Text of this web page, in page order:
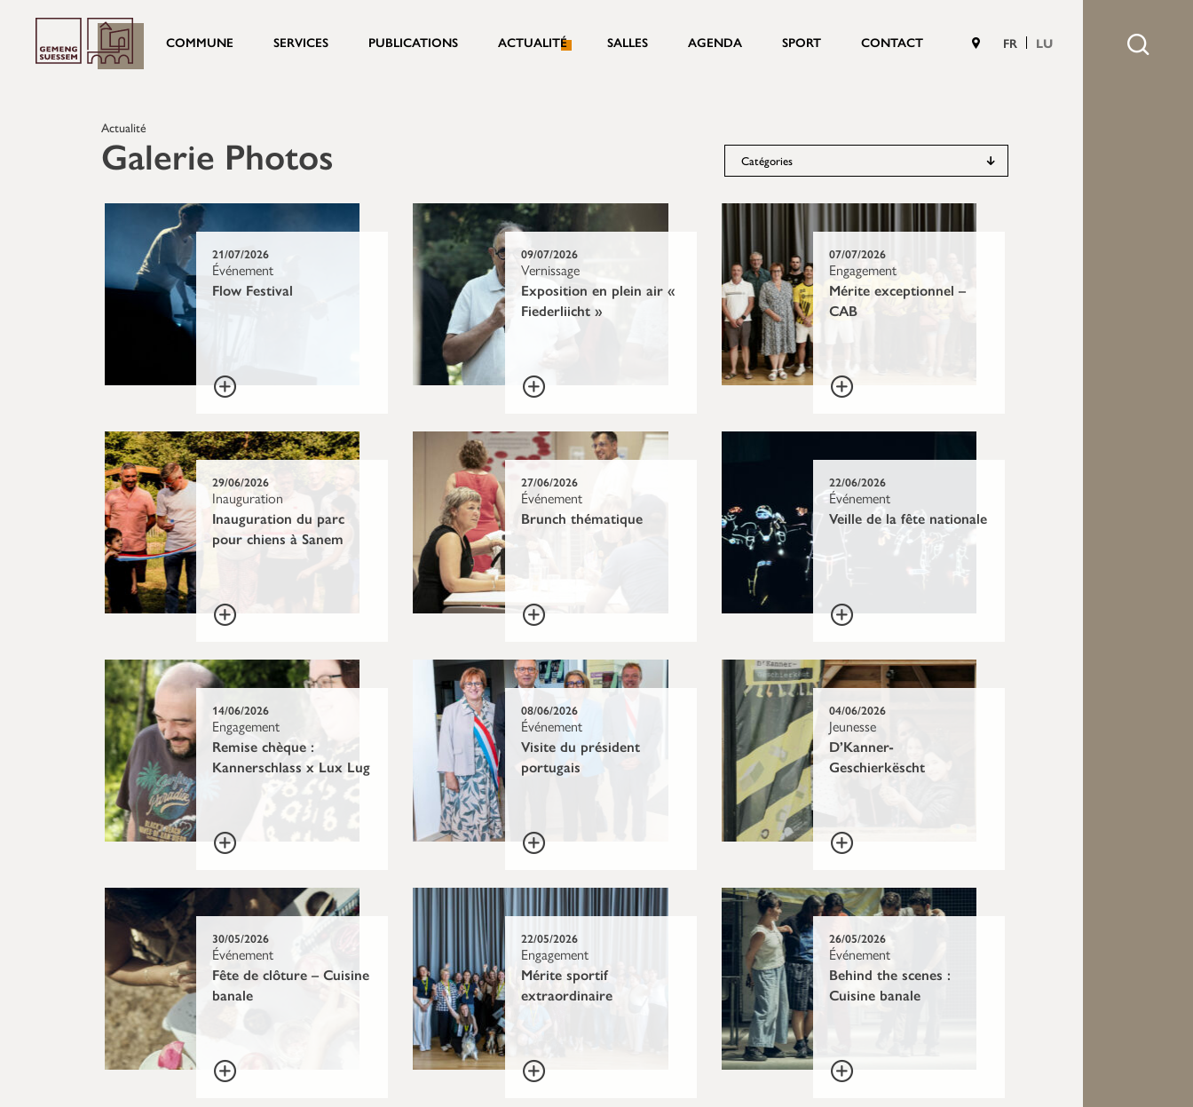
COMMUNE SERVICES PUBLICATIONS ACTUALITÉ SALLES AGENDA SPORT CONTACT FR LU
Actualité
Galerie Photos Catégories
21/07/2026
Événement
Flow Festival
09/07/2026
Vernissage
Exposition en plein air «
Fiederliicht »
07/07/2026
Engagement
Mérite exceptionnel –
CAB
29/06/2026
Inauguration
Inauguration du parc
pour chiens à Sanem
27/06/2026
Événement
Brunch thématique
22/06/2026
Événement
Veille de la fête nationale
14/06/2026
Engagement
Remise chèque :
Kannerschlass x Lux Lug
08/06/2026
Événement
Visite du président
portugais
04/06/2026
Jeunesse
D’Kanner-
Geschierkëscht
30/05/2026
Événement
Fête de clôture – Cuisine
banale
22/05/2026
Engagement
Mérite sportif
extraordinaire
26/05/2026
Événement
Behind the scenes :
Cuisine banale